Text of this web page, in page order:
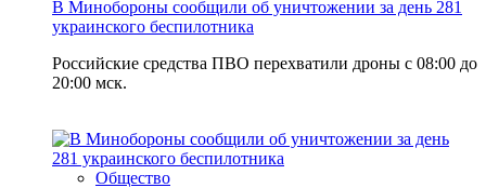
В Минобороны сообщили об уничтожении за день 281
украинского беспилотника
Российские средства ПВО перехватили дроны с 08:00 до
20:00 мск.
Общество